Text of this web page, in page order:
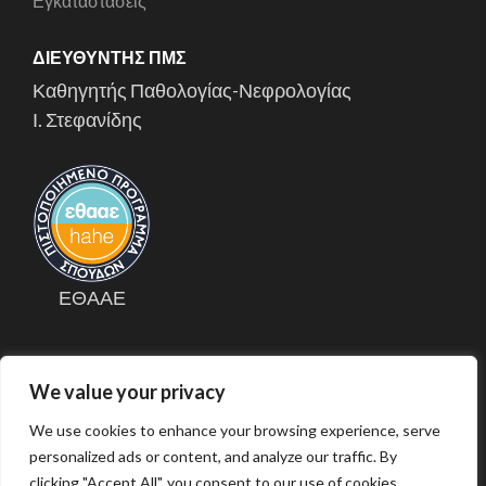
We value your privacy
We use cookies to enhance your browsing experience, serve
personalized ads or content, and analyze our traffic. By
clicking "Accept All", you consent to our use of cookies.
ΔΙΕΥΘΥΝΤΉΣ ΠΜΣ
Καθηγητής Παθολογίας-Νεφρολογίας
Ι. Στεφανίδης
ΕΘΑΑΕ
Σχεδίαση/Διαχείριση ιστότοπου: Θεόδωρος Μπρότσης,
Ακαδημαϊκός Υπότροφος,Εργαστήριο Βιομαθηματικών, Ναρκησία
Ζώρζ, ΠΜΣ Μεταπτυχιακό Δίπλωμα Ειδίκευσης στη Νεφρολογική